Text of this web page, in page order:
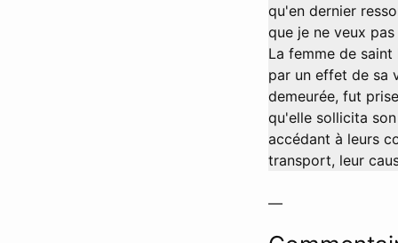
qu'en dernier
que je ne veux
La femme de
par un effet de sa
demeurée, fut
qu'elle sollicita
accédant à leurs
transport, leur
—